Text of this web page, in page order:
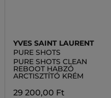
YVES SAINT LAURENT
PURE SHOTS
PURE SHOTS CLEAN
REBOOT HABZÓ
ARCTISZTÍTÓ KRÉM
29 200,00 Ft